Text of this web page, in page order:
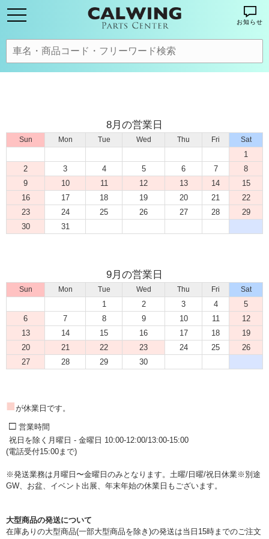
お知らせ
8月の営業日
Sun Mon Tue Wed Thu Fri Sat
1
2
3 4 5 6 7
8
9
10 11 12 13 14
15
16
17 18 19 20 21
22
23
24 25 26 27 28
29
30
31
9月の営業日
Sun Mon Tue Wed Thu Fri Sat
1 2 3 4
5
6
7 8 9 10 11
12
13
14 15 16 17 18
19
20
21 22 23 24 25
26
27
28 29 30
■が休業日です。
□ 営業時間
祝日を除く月曜日 - 金曜日 10:00-12:00/13:00-15:00
(電話受付15:00まで)
※発送業務は月曜日〜金曜日のみとなります。土曜/日曜/祝日休業※別途
GW、お盆、イベント出展、年末年始の休業日もございます。
大型商品の発送について
在庫ありの大型商品(一部大型商品を除き)の発送は当日15時までのご注文